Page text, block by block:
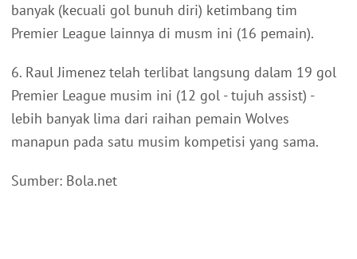
banyak (kecuali gol bunuh diri) ketimbang tim
Premier League lainnya di musm ini (16 pemain).
6. Raul Jimenez telah terlibat langsung dalam 19 gol
Premier League musim ini (12 gol - tujuh assist) -
lebih banyak lima dari raihan pemain Wolves
manapun pada satu musim kompetisi yang sama.
Sumber: Bola.net